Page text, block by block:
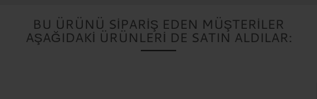
BU ÜRÜNÜ SIPARIŞ EDEN MÜŞTERILER
AŞAĞIDAKI ÜRÜNLERI DE SATIN ALDILAR: